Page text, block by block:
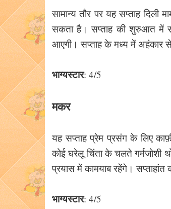
सामान्य तौर पर यह सप्ताह
सकता है। सप्ताह की शुरुआत में
आएगी। सप्ताह के मध्य में अहंकार से
भाग्यस्टार: 4/5
मकर
यह सप्ताह प्रेम प्रसंग के लिए
कोई घरेलू चिंता के चलते
प्रयास में कामयाब रहेंगे।
भाग्यस्टार: 4/5